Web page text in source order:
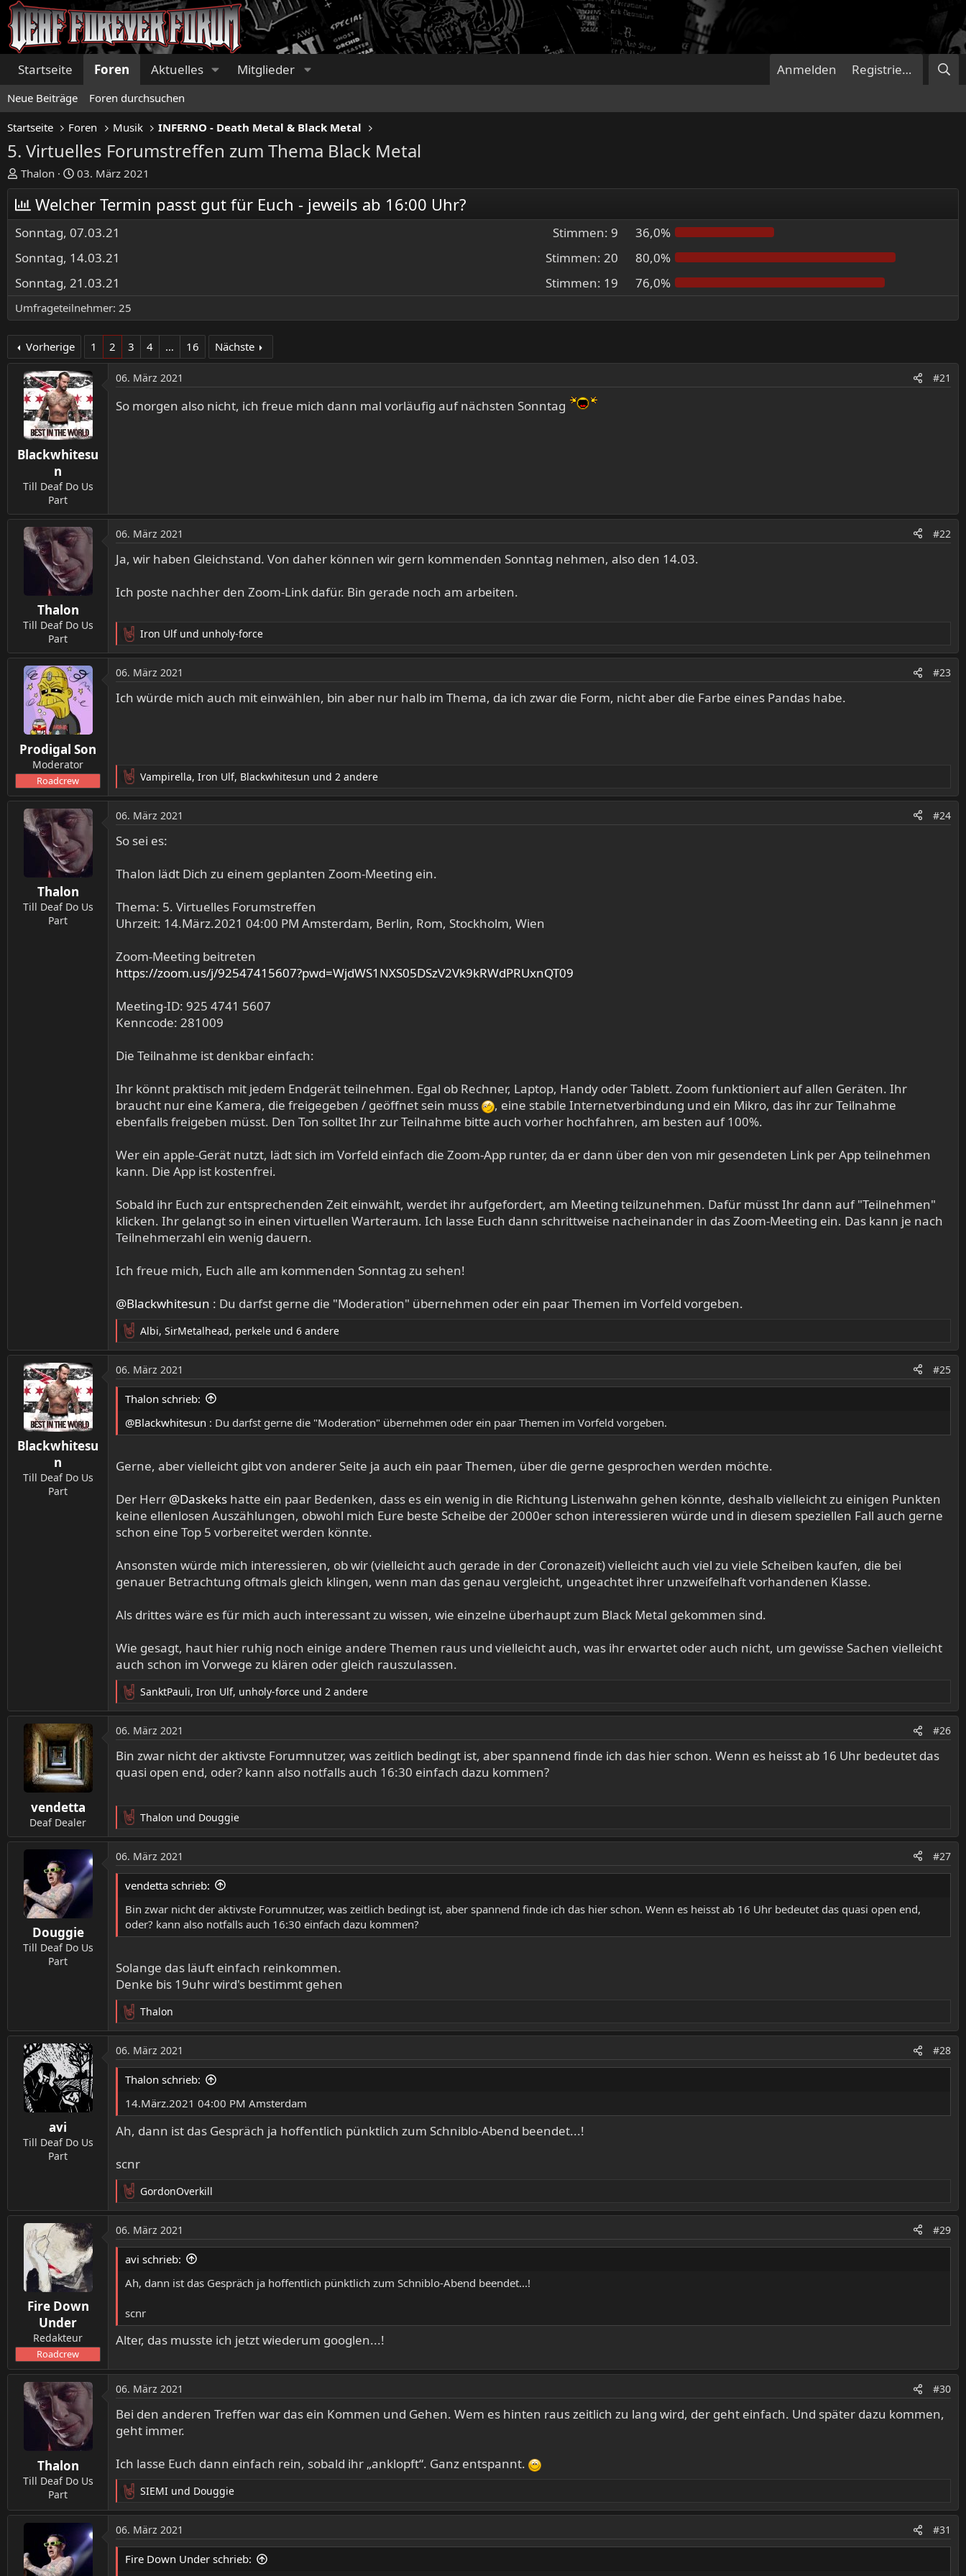
Startseite Foren Aktuelles Mitglieder Anmelden Registrieren
Neue Beiträge Foren durchsuchen
Startseite Foren Musik INFERNO - Death Metal & Black Metal
5. Virtuelles Forumstreffen zum Thema Black Metal
E
r
s
t
e
l
e
r
Thalon
E
r
s
t
e
l
t
a
m
03. März 2021
Welcher Termin passt gut für Euch - jeweils ab 16:00 Uhr?
Sonntag, 07.03.21 Stimmen: 9
36,0%
Sonntag, 14.03.21
Stimmen: 20
80,0%
Sonntag, 21.03.21
Stimmen: 19 76,0%
Umfrageteilnehmer 25
Vorherige 1 2 3 4 … 16 Nächste
Blackwhitesu
n
Till Deaf Do Us
Part
06. März 2021 #21
So morgen also nicht, ich freue mich dann mal vorläufig auf nächsten Sonntag
Thalon
Till Deaf Do Us
Part
06. März 2021 #22
Ja, wir haben Gleichstand. Von daher können wir gern kommenden Sonntag nehmen, also den 14.03.
Ich poste nachher den Zoom-Link dafür. Bin gerade noch am arbeiten.
R
e
a
k
t
Iron Ulfund unholy-force
Prodigal Son
Moderator
Roadcrew
06. März 2021 #23
Ich würde mich auch mit einwählen, bin aber nur halb im Thema, da ich zwar die Form, nicht aber die Farbe eines Pandas habe.
R
e
a
k
t
n
n
:
Vampirella, Iron Ulf, Blackwhitesun und 2 andere
Thalon
Till Deaf Do Us
Part
06. März 2021 #24
So sei es:
Thalon lädt Dich zu einem geplanten Zoom-Meeting ein.
Thema: 5. Virtuelles Forumstreffen
Uhrzeit: 14.März.2021 04:00 PM Amsterdam, Berlin, Rom, Stockholm, Wien
Zoom-Meeting beitreten
https://zoom.us/j/92547415607?pwd=WjdWS1NXS05DSzV2Vk9kRWdPRUxnQT09
Meeting-ID: 925 4741 5607
Kenncode: 281009
Die Teilnahme ist denkbar einfach:
Ihr könnt praktisch mit jedem Endgerät teilnehmen. Egal ob Rechner, Laptop, Handy oder Tablett. Zoom funktioniert auf allen Geräten. Ihr
braucht nur eine Kamera, die freigegeben / geöffnet sein muss
, eine stabile Internetverbindung und ein Mikro, das ihr zur Teilnahme
ebenfalls freigeben müsst. Den Ton solltet Ihr zur Teilnahme bitte auch vorher hochfahren, am besten auf 100%.
Wer ein apple-Gerät nutzt, lädt sich im Vorfeld einfach die Zoom-App runter, da er dann über den von mir gesendeten Link per App teilnehmen
kann. Die App ist kostenfrei.
Sobald ihr Euch zur entsprechenden Zeit einwählt, werdet ihr aufgefordert, am Meeting teilzunehmen. Dafür müsst Ihr dann auf "Teilnehmen"
klicken. Ihr gelangt so in einen virtuellen Warteraum. Ich lasse Euch dann schrittweise nacheinander in das Zoom-Meeting ein. Das kann je nach
Teilnehmerzahl ein wenig dauern.
Ich freue mich, Euch alle am kommenden Sonntag zu sehen!
@Blackwhitesun : Du darfst gerne die "Moderation" übernehmen oder ein paar Themen im Vorfeld vorgeben.
R
e
a
k
t
o
n
n
:
Albi, SirMetalhead, perkele und 6 andere
Blackwhitesu
n
Till Deaf Do Us
Part
06. März 2021 #25
Thalon schrieb:
@Blackwhitesun : Du darfst gerne die "Moderation" übernehmen oder ein paar Themen im Vorfeld vorgeben.
Gerne, aber vielleicht gibt von anderer Seite ja auch ein paar Themen, über die gerne gesprochen werden möchte.
Der Herr @Daskeks hatte ein paar Bedenken, dass es ein wenig in die Richtung Listenwahn gehen könnte, deshalb vielleicht zu einigen Punkten
keine ellenlosen Auszählungen, obwohl mich Eure beste Scheibe der 2000er schon interessieren würde und in diesem speziellen Fall auch gerne
schon eine Top 5 vorbereitet werden könnte.
Ansonsten würde mich interessieren, ob wir (vielleicht auch gerade in der Coronazeit) vielleicht auch viel zu viele Scheiben kaufen, die bei
genauer Betrachtung oftmals gleich klingen, wenn man das genau vergleicht, ungeachtet ihrer unzweifelhaft vorhandenen Klasse.
Als drittes wäre es für mich auch interessant zu wissen, wie einzelne überhaupt zum Black Metal gekommen sind.
Wie gesagt, haut hier ruhig noch einige andere Themen raus und vielleicht auch, was ihr erwartet oder auch nicht, um gewisse Sachen vielleicht
auch schon im Vorwege zu klären oder gleich rauszulassen.
R
e
a
k
t
o
e
n
:
SanktPauli, Iron Ulf, unholy-force und 2 andere
vendetta
Deaf Dealer
06. März 2021 #26
Bin zwar nicht der aktivste Forumnutzer, was zeitlich bedingt ist, aber spannend finde ich das hier schon. Wenn es heisst ab 16 Uhr bedeutet das
quasi open end, oder? kann also notfalls auch 16:30 einfach dazu kommen?
R
e
a
k
t
o
e
Thalon und Douggie
Douggie
Till Deaf Do Us
Part
06. März 2021 #27
vendetta schrieb:
Bin zwar nicht der aktivste Forumnutzer, was zeitlich bedingt ist, aber spannend finde ich das hier schon. Wenn es heisst ab 16 Uhr bedeutet das quasi open end,
oder? kann also notfalls auch 16:30 einfach dazu kommen?
Solange das läuft einfach reinkommen.
Denke bis 19uhr wird's bestimmt gehen
R
e
a
k
t
o
n
e
n
Thalon
avi
Till Deaf Do Us
Part
06. März 2021 #28
Thalon schrieb:
14.März.2021 04:00 PM Amsterdam
Ah, dann ist das Gespräch ja hoffentlich pünktlich zum Schniblo-Abend beendet...!
scnr
R
e
a
k
t
n
GordonOverkill
Fire Down
Under
Redakteur
Roadcrew
06. März 2021 #29
avi schrieb:
Ah, dann ist das Gespräch ja hoffentlich pünktlich zum Schniblo-Abend beendet...!
scnr
Alter, das musste ich jetzt wiederum googlen...!
Thalon
Till Deaf Do Us
Part
06. März 2021 #30
Bei den anderen Treffen war das ein Kommen und Gehen. Wem es hinten raus zeitlich zu lang wird, der geht einfach. Und später dazu kommen,
geht immer.
Ich lasse Euch dann einfach rein, sobald ihr „anklopft“. Ganz entspannt.
R
e
a
k
t
SIEMI und Douggie
06. März 2021 #31
Fire Down Under schrieb: